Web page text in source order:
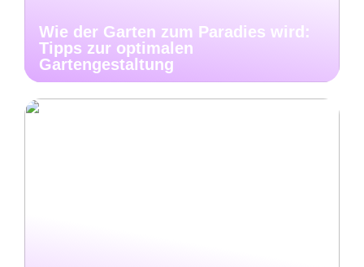
Wie der Garten zum Paradies wird:
Tipps zur optimalen
Gartengestaltung